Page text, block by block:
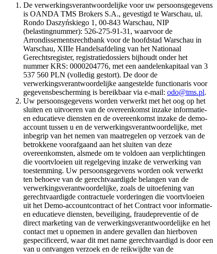
De verwerkingsverantwoordelijke voor uw persoonsgegevens
is OANDA TMS Brokers S.A., gevestigd te Warschau, ul.
Rondo Daszyńskiego 1, 00-843 Warschau, NIP
(belastingnummer): 526-275-91-31, waarvoor de
Arrondissementsrechtbank voor de hoofdstad Warschau in
Warschau, XIIIe Handelsafdeling van het Nationaal
Gerechtsregister, registratiedossiers bijhoudt onder het
nummer KRS: 0000204776, met een aandelenkapitaal van 3
537 560 PLN (volledig gestort). De door de
verwerkingsverantwoordelijke aangestelde functionaris voor
gegevensbescherming is bereikbaar via e-mail: odo@tms.pl.
Uw persoonsgegevens worden verwerkt met het oog op het
sluiten en uitvoeren van de overeenkomst inzake informatie-
en educatieve diensten en de overeenkomst inzake de demo-
account tussen u en de verwerkingsverantwoordelijke, met
inbegrip van het nemen van maatregelen op verzoek van de
betrokkene voorafgaand aan het sluiten van deze
overeenkomsten, alsmede om te voldoen aan verplichtingen
die voortvloeien uit regelgeving inzake de verwerking van
toestemming. Uw persoonsgegevens worden ook verwerkt
ten behoeve van de gerechtvaardigde belangen van de
verwerkingsverantwoordelijke, zoals de uitoefening van
gerechtvaardigde contractuele vorderingen die voortvloeien
uit het Demo-accountcontract of het Contract voor informatie-
en educatieve diensten, beveiliging, fraudepreventie of de
direct marketing van de verwerkingsverantwoordelijke en het
contact met u opnemen in andere gevallen dan hierboven
gespecificeerd, waar dit met name gerechtvaardigd is door een
van u ontvangen verzoek en de reikwijdte van de